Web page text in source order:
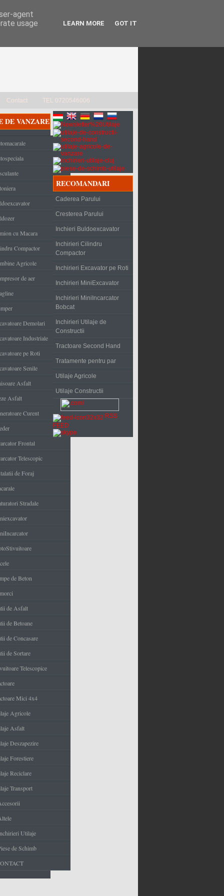
Contact TEL 0720546006
DE VANZARE
cu Macara
Compactor
Agricole
de aer
Demolari
Industriale
pe Roti
Senile
Asfalt
Asfalt
Curent
Frontal
Telescopic
de Foraj
Stradale
de Beton
de Asfalt
de Betoane
de Concasare
de Sortare
Telescopice
Mici 4x4
Agricole
Asfalt
Deszapezire
Forestiere
Reciclare
Transport
Utilaje
de Schimb
RECOMANDARI
Caderea Parului
Cresterea Parului
Inchieri Buldoexcavator
Inchirieri Cilindru
Compactor
Inchirieri Excavator pe Roti
Inchirieri MiniExcavator
Inchirieri MiniIncarcator
Bobcat
Inchirieri Utilaje de
Constructii
Tractoare Second Hand
Tratamente pentru par
Utilaje Agricole
Utilaje Constructii
RSS
FEED
agent
usage
LEARN MORE GOT IT